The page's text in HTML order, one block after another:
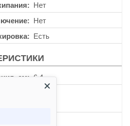
Нет
Нет
Есть
см
6.4